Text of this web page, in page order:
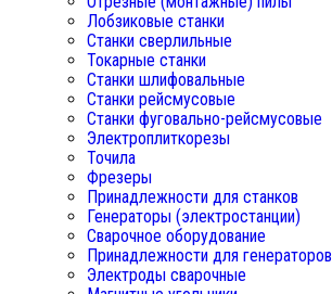
Лобзиковые станки
Станки сверлильные
Токарные станки
Станки шлифовальные
Станки рейсмусовые
Станки фуговально-рейсмусовые
Электроплиткорезы
Точила
Фрезеры
Принадлежности для станков
Генераторы (электростанции)
Сварочное оборудование
Принадлежности для генераторов
Электроды сварочные